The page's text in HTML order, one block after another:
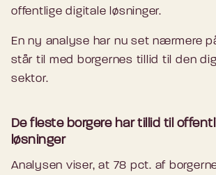
offentlige digitale løsninger.
En ny analyse har nu set nærmere
står til med borgernes tillid til den
sektor.
De fleste borgere har tillid til
løsninger
Analysen viser, at 78 pct. af